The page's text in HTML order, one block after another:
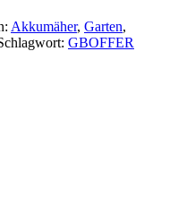
Akkumäher, Garten,
GBOFFER